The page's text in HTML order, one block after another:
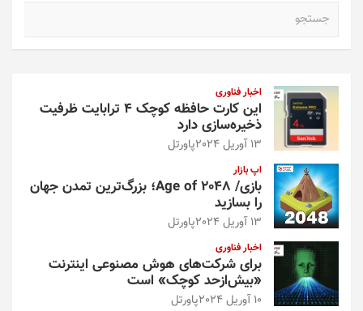
اخبار فناوری
این کارت حافظه کوچک ۴ ترابایت ظرفیت
ذخیره‌سازی دارد
13 آوریل 2024 پاورتل
اپ بازار
بازی/ Age of 2048؛ بزرگ‌ترین تمدن جهان
را بسازید
13 آوریل 2024 پاورتل
اخبار فناوری
برای شرکت‌های هوش مصنوعی اینترنت
«بیش‌از‌حد کوچک» است
10 آوریل 2024 پاورتل